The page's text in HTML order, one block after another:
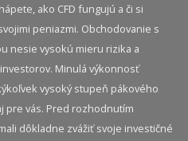
ako CFD fungujú a či si
peniazmi. Obchodovanie s
nesie vysokú mieru rizika a
Minulá výkonnosť
vysoký stupeň pákového
pre vás. Pred rozhodnutím
dôkladne zvážiť svoje investičné